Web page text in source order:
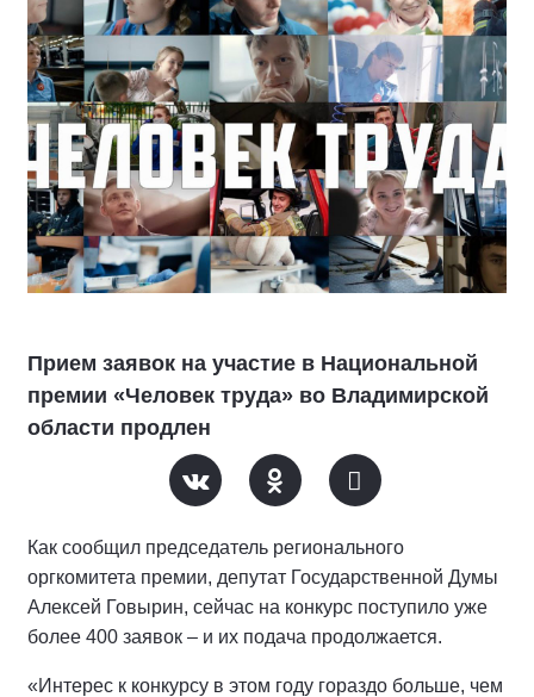
Прием заявок на участие в Национальной
премии «Человек труда» во Владимирской
области продлен
Как сообщил председатель регионального
оргкомитета премии, депутат Государственной Думы
Алексей Говырин, сейчас на конкурс поступило уже
более 400 заявок – и их подача продолжается.
«Интерес к конкурсу в этом году гораздо больше, чем